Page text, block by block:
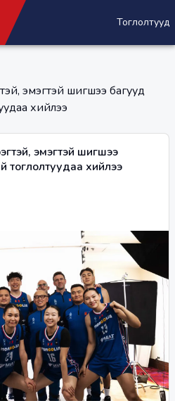
Тоглолтууд
эмэгтэй шигшээ багууд
хийлээ
эмэгтэй шигшээ
хийлээ